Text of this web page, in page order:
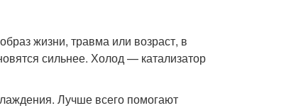
жизни, травма или возраст, в
сильнее. Холод — катализатор
Лучше всего помогают